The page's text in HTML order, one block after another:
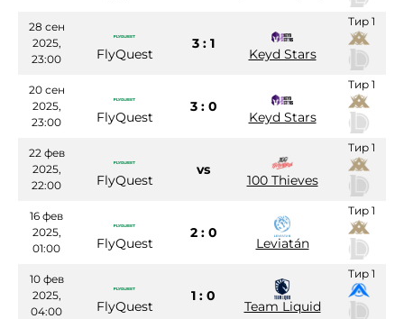
28 сен
2025,
23:00
FlyQuest
3 : 1
Keyd Stars
Тир 1
20 сен
2025,
23:00
FlyQuest
3 : 0
Keyd Stars
Тир 1
22 фев
2025,
22:00
FlyQuest
vs
100 Thieves
Тир 1
16 фев
2025,
01:00
FlyQuest
2 : 0
Leviatán
Тир 1
10 фев
2025,
04:00
FlyQuest
1 : 0
Team Liquid
Тир 1